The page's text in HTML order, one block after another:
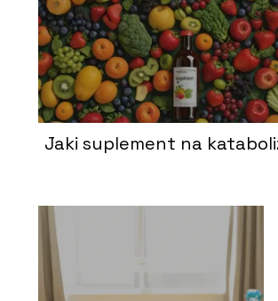
Jaki suplement na